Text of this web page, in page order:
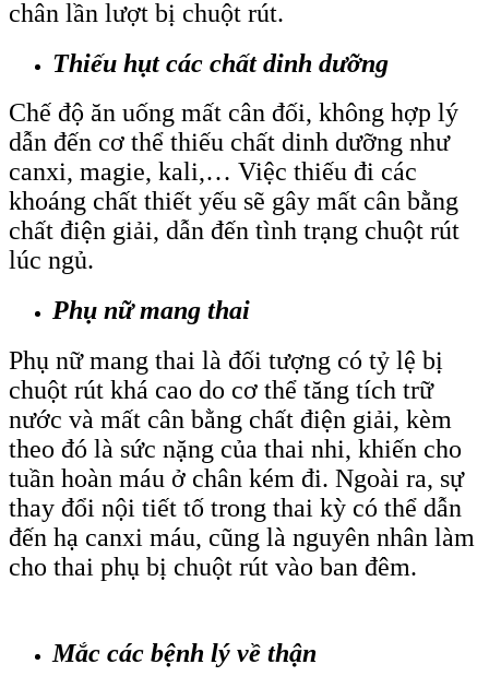
chân lần lượt bị chuột rút.
Thiếu hụt các chất dinh dưỡng
Chế độ ăn uống mất cân đối, không hợp lý
dẫn đến cơ thể thiếu chất dinh dưỡng như
canxi, magie, kali,… Việc thiếu đi các
khoáng chất thiết yếu sẽ gây mất cân bằng
chất điện giải, dẫn đến tình trạng chuột rút
lúc ngủ.
Phụ nữ mang thai
Phụ nữ mang thai là đối tượng có tỷ lệ bị
chuột rút khá cao do cơ thể tăng tích trữ
nước và mất cân bằng chất điện giải, kèm
theo đó là sức nặng của thai nhi, khiến cho
tuần hoàn máu ở chân kém đi. Ngoài ra, sự
thay đổi nội tiết tố trong thai kỳ có thể dẫn
đến hạ canxi máu, cũng là nguyên nhân làm
cho thai phụ bị chuột rút vào ban đêm.
Mắc các bệnh lý về thận